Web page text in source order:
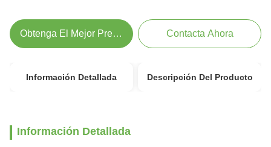
Obtenga El Mejor Precio Contacta Ahora
Información Detallada Descripción Del Producto
Información Detallada